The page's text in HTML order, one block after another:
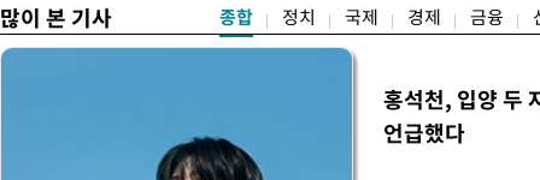
많이 본 기사 종합 정치 국제 경제 금융
홍석천, 입양 두
언급했다